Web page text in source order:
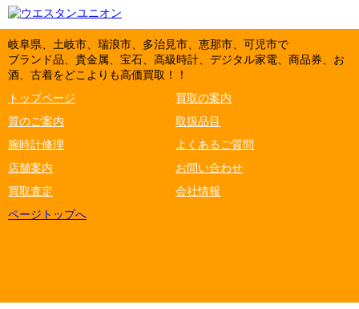
岐阜県、土岐市、瑞浪市、多治見市、恵那市、可児市で
ブランド品、貴金属、宝石、高級時計、デジタル家電、商品券、お
酒、古着をどこよりも高価買取！！
トップページ
買取の案内
質のご案内
取扱品目
腕時計修理
よくあるご質問
店舗案内
お問い合わせ
買取査定
会社情報
ページトップへ